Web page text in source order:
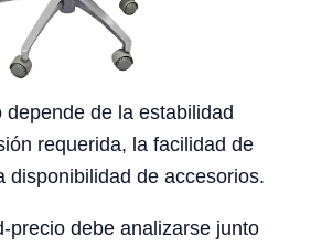
depende de la estabilidad
requerida, la facilidad de
disponibilidad de accesorios.
precio debe analizarse junto